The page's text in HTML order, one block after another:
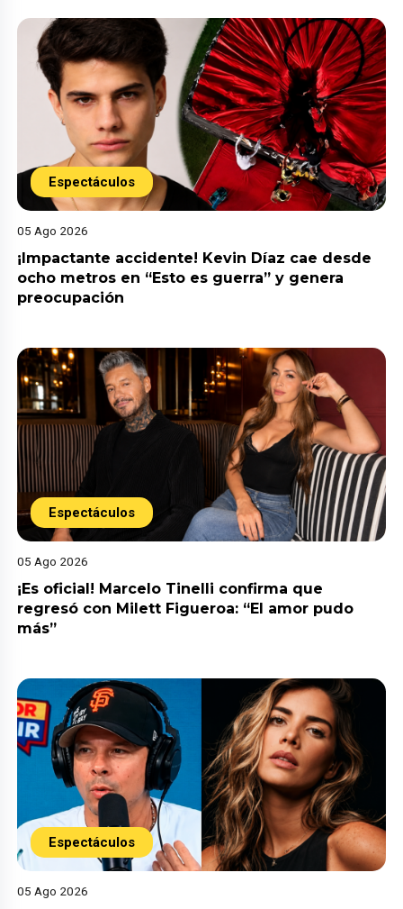
Espectáculos
05 Ago 2026
¡Impactante accidente! Kevin Díaz cae desde
ocho metros en “Esto es guerra” y genera
preocupación
Espectáculos
05 Ago 2026
¡Es oficial! Marcelo Tinelli confirma que
regresó con Milett Figueroa: “El amor pudo
más”
Espectáculos
05 Ago 2026